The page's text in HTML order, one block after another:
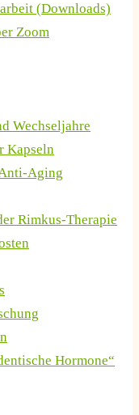
(Downloads)
Zoom
Wechseljahre
Kapseln
Aging
Rimkus-Therapie
Hormone“